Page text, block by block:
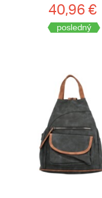
40,96 €
posledný